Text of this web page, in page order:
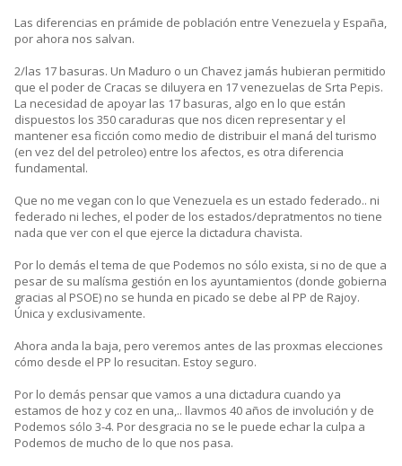
Las diferencias en prámide de población entre Venezuela y España,
por ahora nos salvan.
2/las 17 basuras. Un Maduro o un Chavez jamás hubieran permitido
que el poder de Cracas se diluyera en 17 venezuelas de Srta Pepis.
La necesidad de apoyar las 17 basuras, algo en lo que están
dispuestos los 350 caraduras que nos dicen representar y el
mantener esa ficción como medio de distribuir el maná del turismo
(en vez del del petroleo) entre los afectos, es otra diferencia
fundamental.
Que no me vegan con lo que Venezuela es un estado federado.. ni
federado ni leches, el poder de los estados/depratmentos no tiene
nada que ver con el que ejerce la dictadura chavista.
Por lo demás el tema de que Podemos no sólo exista, si no de que a
pesar de su malísma gestión en los ayuntamientos (donde gobierna
gracias al PSOE) no se hunda en picado se debe al PP de Rajoy.
Única y exclusivamente.
Ahora anda la baja, pero veremos antes de las proxmas elecciones
cómo desde el PP lo resucitan. Estoy seguro.
Por lo demás pensar que vamos a una dictadura cuando ya
estamos de hoz y coz en una,.. llavmos 40 años de involución y de
Podemos sólo 3-4. Por desgracia no se le puede echar la culpa a
Podemos de mucho de lo que nos pasa.